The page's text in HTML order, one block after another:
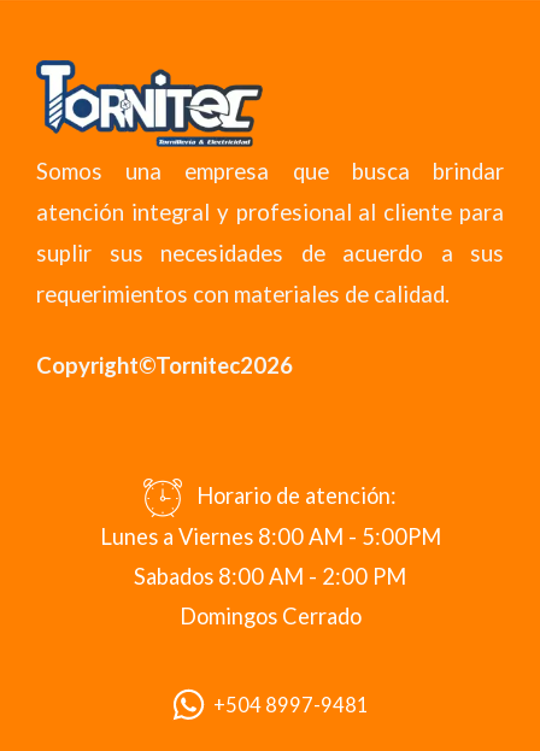
Somos una empresa que busca brindar
atención integral y profesional al cliente para
suplir sus necesidades de acuerdo a sus
requerimientos con materiales de calidad.
Copyright©Tornitec2026
Horario de atención:
Lunes a Viernes 8:00 AM - 5:00PM
Sabados 8:00 AM - 2:00 PM
Domingos Cerrado
+504 8997-9481